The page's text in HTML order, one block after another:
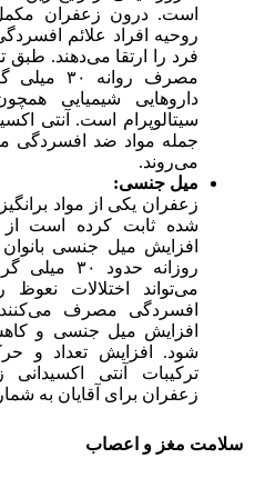
است. درون زعفران
روحیه افراد علائم
فرد را ارتقا می‌دهند. طبق
مصرف
داروهایی شیمیایی
سیتالوپرام است. آنتی
جمله مواد ضد افسردگی
می‌روند.
میل جنسی:
زعفران یکی از مواد
شده ثابت کرده است
افزایش میل جنسی
روزانه
می‌تواند اختلالات
افسردگی مصرف
افزایش میل جنسی و
شود. افزایش تعداد و
ترکیبات آنتی
زعفران برای آقایان به
سلامت مغز و اعصاب